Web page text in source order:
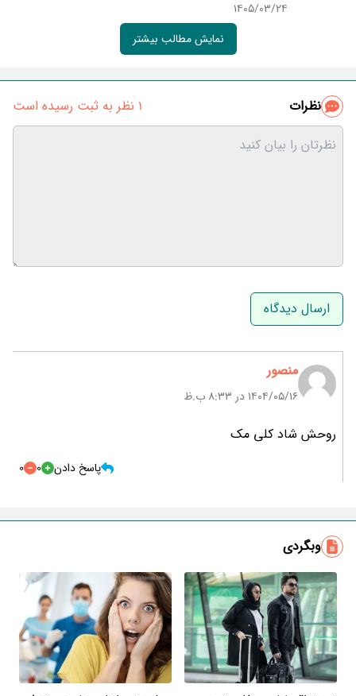
۱۴۰۵/۰۳/۲۴
نمایش مطالب بیشتر
نظرات 1 نظر به ثبت رسیده است
نام و نام خانوادگی
ایمیل
منصور
۱۴۰۴/۰۵/۱۶ در 8:33 ب.ظ
روحش شاد کلی مک
پاسخ دادن 0
0
وبگردی